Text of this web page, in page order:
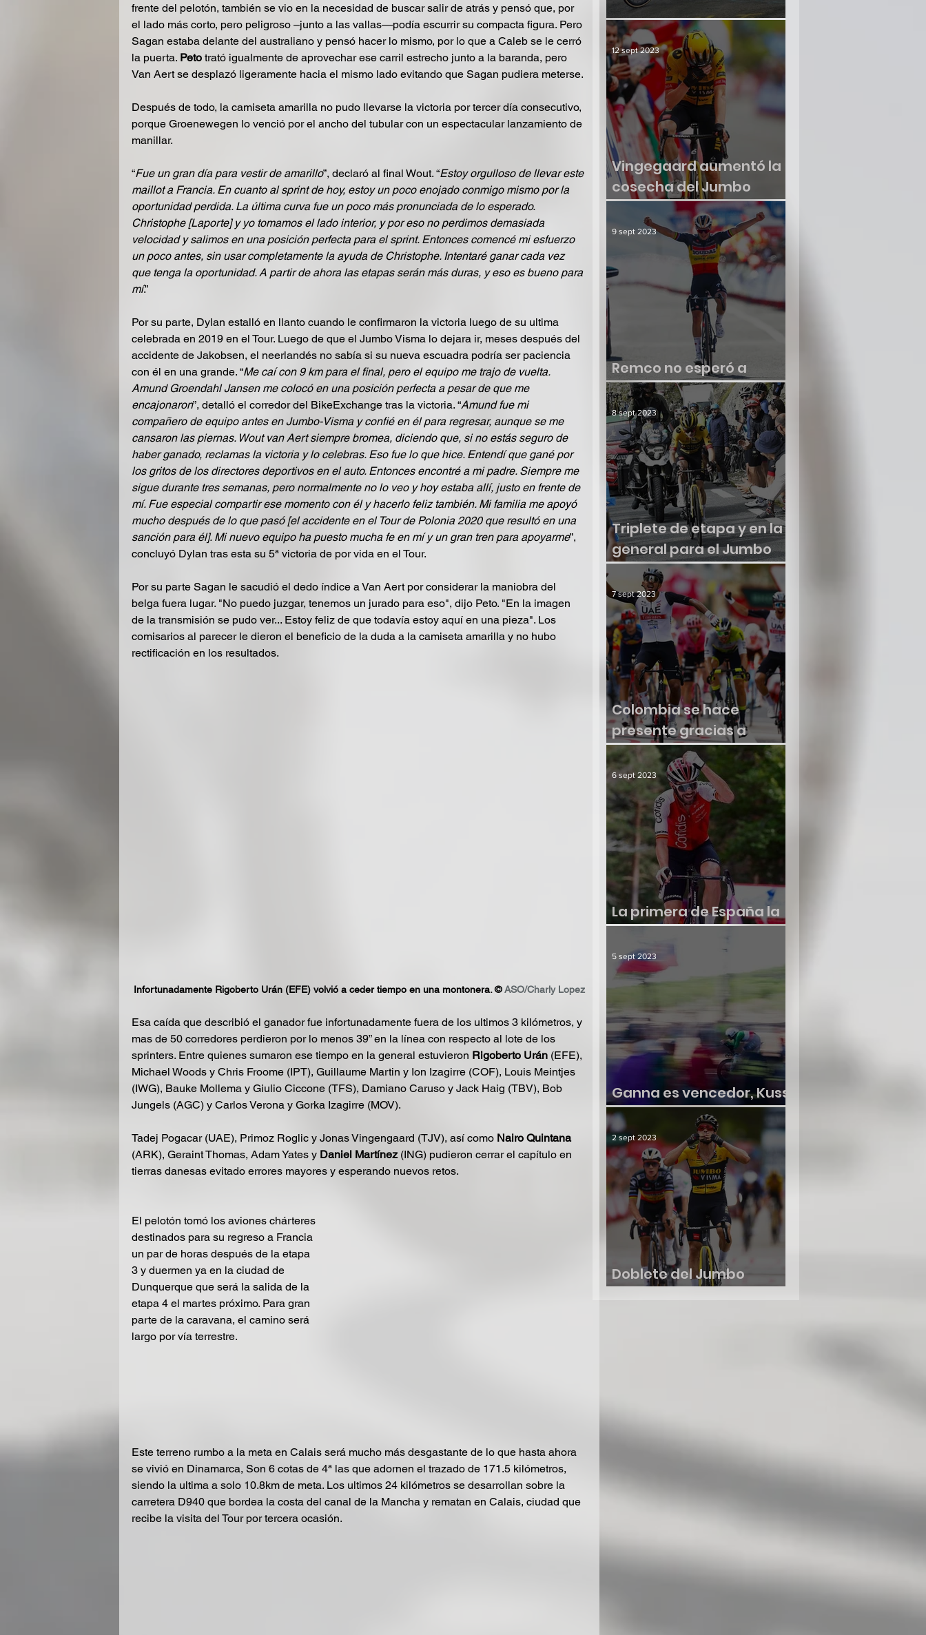
frente del pelotón, también se vio en la necesidad de buscar salir de atrás y pensó que, por
el lado más corto, pero peligroso –junto a las vallas—podía escurrir su compacta figura. Pero
Sagan estaba delante del australiano y pensó hacer lo mismo, por lo que a Caleb se le cerró
la puerta. Peto trató igualmente de aprovechar ese carril estrecho junto a la baranda, pero
Van Aert se desplazó ligeramente hacia el mismo lado evitando que Sagan pudiera meterse.
Después de todo, la camiseta amarilla no pudo llevarse la victoria por tercer día consecutivo,
porque Groenewegen lo venció por el ancho del tubular con un espectacular lanzamiento de
manillar.
“Fue un gran día para vestir de amarillo”, declaró al final Wout. “Estoy orgulloso de llevar este
maillot a Francia. En cuanto al sprint de hoy, estoy un poco enojado conmigo mismo por la
oportunidad perdida. La última curva fue un poco más pronunciada de lo esperado.
Christophe [Laporte] y yo tomamos el lado interior, y por eso no perdimos demasiada
velocidad y salimos en una posición perfecta para el sprint. Entonces comencé mi esfuerzo
un poco antes, sin usar completamente la ayuda de Christophe. Intentaré ganar cada vez
que tenga la oportunidad. A partir de ahora las etapas serán más duras, y eso es bueno para
mí.”
Por su parte, Dylan estalló en llanto cuando le confirmaron la victoria luego de su ultima
celebrada en 2019 en el Tour. Luego de que el Jumbo Visma lo dejara ir, meses después del
accidente de Jakobsen, el neerlandés no sabía si su nueva escuadra podría ser paciencia
con él en una grande. “Me caí con 9 km para el final, pero el equipo me trajo de vuelta.
Amund Groendahl Jansen me colocó en una posición perfecta a pesar de que me
encajonaron”, detalló el corredor del BikeExchange tras la victoria. “Amund fue mi
compañero de equipo antes en Jumbo-Visma y confié en él para regresar, aunque se me
cansaron las piernas. Wout van Aert siempre bromea, diciendo que, si no estás seguro de
haber ganado, reclamas la victoria y lo celebras. Eso fue lo que hice. Entendí que gané por
los gritos de los directores deportivos en el auto. Entonces encontré a mi padre. Siempre me
sigue durante tres semanas, pero normalmente no lo veo y hoy estaba allí, justo en frente de
mí. Fue especial compartir ese momento con él y hacerlo feliz también. Mi familia me apoyó
mucho después de lo que pasó [el accidente en el Tour de Polonia 2020 que resultó en una
sanción para él]. Mi nuevo equipo ha puesto mucha fe en mí y un gran tren para apoyarme”,
concluyó Dylan tras esta su 5ª victoria de por vida en el Tour.
Por su parte Sagan le sacudió el dedo índice a Van Aert por considerar la maniobra del
belga fuera lugar. "No puedo juzgar, tenemos un jurado para eso", dijo Peto. "En la imagen
de la transmisión se pudo ver... Estoy feliz de que todavía estoy aquí en una pieza". Los
comisarios al parecer le dieron el beneficio de la duda a la camiseta amarilla y no hubo
rectificación en los resultados.
Infortunadamente Rigoberto Urán (EFE) volvió a ceder tiempo en una montonera. © ASO/Charly Lopez
Esa caída que describió el ganador fue infortunadamente fuera de los ultimos 3 kilómetros, y
mas de 50 corredores perdieron por lo menos 39” en la línea con respecto al lote de los
sprinters. Entre quienes sumaron ese tiempo en la general estuvieron Rigoberto Urán (EFE),
Michael Woods y Chris Froome (IPT), Guillaume Martin y Ion Izagirre (COF), Louis Meintjes
(IWG), Bauke Mollema y Giulio Ciccone (TFS), Damiano Caruso y Jack Haig (TBV), Bob
Jungels (AGC) y Carlos Verona y Gorka Izagirre (MOV).
Tadej Pogacar (UAE), Primoz Roglic y Jonas Vingengaard (TJV), así como Nairo Quintana
(ARK), Geraint Thomas, Adam Yates y Daniel Martínez (ING) pudieron cerrar el capítulo en
tierras danesas evitado errores mayores y esperando nuevos retos.
El pelotón tomó los aviones chárteres
destinados para su regreso a Francia
un par de horas después de la etapa
3 y duermen ya en la ciudad de
Dunquerque que será la salida de la
etapa 4 el martes próximo. Para gran
parte de la caravana, el camino será
largo por vía terrestre.
Este terreno rumbo a la meta en Calais será mucho más desgastante de lo que hasta ahora
se vivió en Dinamarca, Son 6 cotas de 4ª las que adornen el trazado de 171.5 kilómetros,
siendo la ultima a solo 10.8km de meta. Los ultimos 24 kilómetros se desarrollan sobre la
carretera D940 que bordea la costa del canal de la Mancha y rematan en Calais, ciudad que
recibe la visita del Tour por tercera ocasión.
¿Hay crisis en el paraíso?
Vingegaard aumentó la
cosecha del Jumbo
Visma
12 sept 2023
Remco no esperó a
renacer en la Vuelta
9 sept 2023
Triplete de etapa y en la
general para el Jumbo
Visma
8 sept 2023
Colombia se hace
presente gracias a
Molano
7 sept 2023
La primera de España la
consiguió Jesús Herrada
6 sept 2023
Ganna es vencedor, Kuss
no suelta la roja
5 sept 2023
Doblete del Jumbo
2 sept 2023